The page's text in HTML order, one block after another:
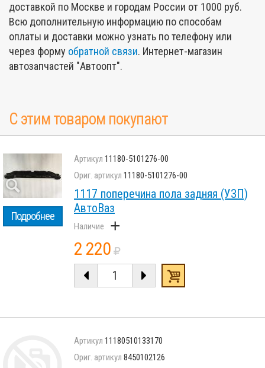
доставкой по Москве и городам России от 1000 руб.
Всю дополнительную информацию по способам
оплаты и доставки можно узнать по телефону или
через форму обратной связи. Интернет-магазин
автозапчастей "Автоопт".
С этим товаром покупают
Подробнее
11180-5101276-00
11180-5101276-00
1117 поперечина пола задняя (УЗП)
АвтоВаз
+
2 220
11180510133170
8450102126